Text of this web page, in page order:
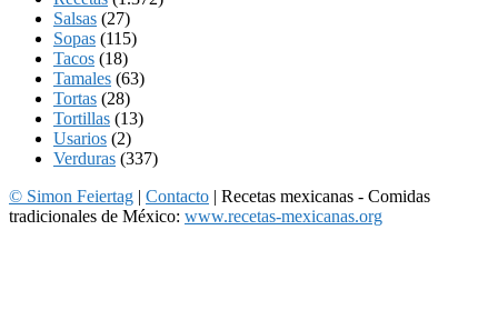
Salsas (27)
Sopas (115)
Tacos (18)
Tamales (63)
Tortas (28)
Tortillas (13)
Usarios (2)
Verduras (337)
© Simon Feiertag | Contacto | Recetas mexicanas - Comidas
tradicionales de México: www.recetas-mexicanas.org